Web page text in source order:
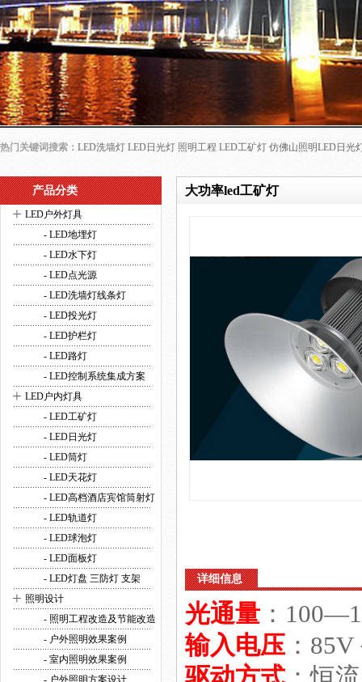
热门关键词搜索： LED洗墙灯 LED日光灯 照明工程 LED工矿灯 仿佛山照明LED日光
产品分类
+ LED户外灯具
- LED地埋灯
- LED水下灯
- LED点光源
- LED洗墙灯线条灯
- LED投光灯
- LED护栏灯
- LED路灯
- LED控制系统集成方案
+ LED户内灯具
- LED工矿灯
- LED日光灯
- LED筒灯
- LED天花灯
- LED高档酒店宾馆筒射灯
- LED轨道灯
- LED球泡灯
- LED面板灯
- LED灯盘 三防灯 支架
+ 照明设计
- 照明工程改造及节能改造
- 户外照明效果案例
- 室内照明效果案例
- 户外照明方案设计
大功率led工矿灯
详细信息
光通量 ：
输入电压 ：